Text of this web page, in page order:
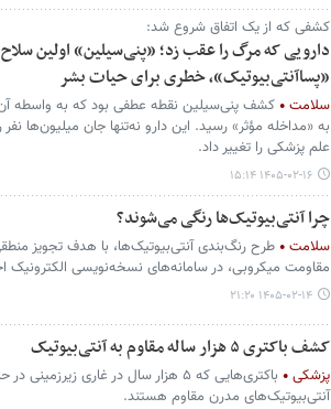
کشفی که از یک اتفاق شروع شد:
دارویی که مرگ را عقب زد؛ «پنی‌سیلین» اولین سلاح
«پساآنتی‌بیوتیک»، خطری برای حیات بشر
سلامت
کشف پنی‌سیلین نقطه‌ عطفی بود که به واسطه
به «مداخله مؤثر» رسید. این دارو نه‌تنها جان میلیون‌ها
علم پزشکی را تغییر داد.
۱۴۰۵-۰۲-۱۶ ۱۵:۱۴
چرا آنتی‌بیوتیک‌ها رنگی می‌شوند؟
سلامت
طرح رنگ‌بندی آنتی‌بیوتیک‌ها، با هدف تجویز
مقاومت میکروبی، در سامانه‌های نسخه‌نویسی الکترونیک
۱۴۰۵-۰۲-۱۴ ۲۱:۲۰
کشف باکتری ۵ هزار ساله مقاوم به آنتی‌بیوتیک
پزشکی
باکتری‌هایی که ۵ هزار سال در غاری
آنتی‌بیوتیک‌های مدرن مقاوم هستند.